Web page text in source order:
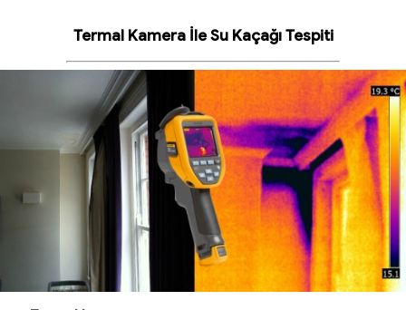
Termal Kamera İle Su Kaçağı Tespiti